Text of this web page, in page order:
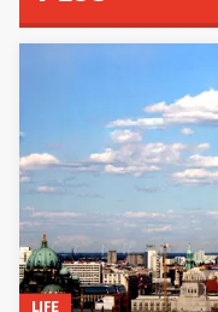
LIFE